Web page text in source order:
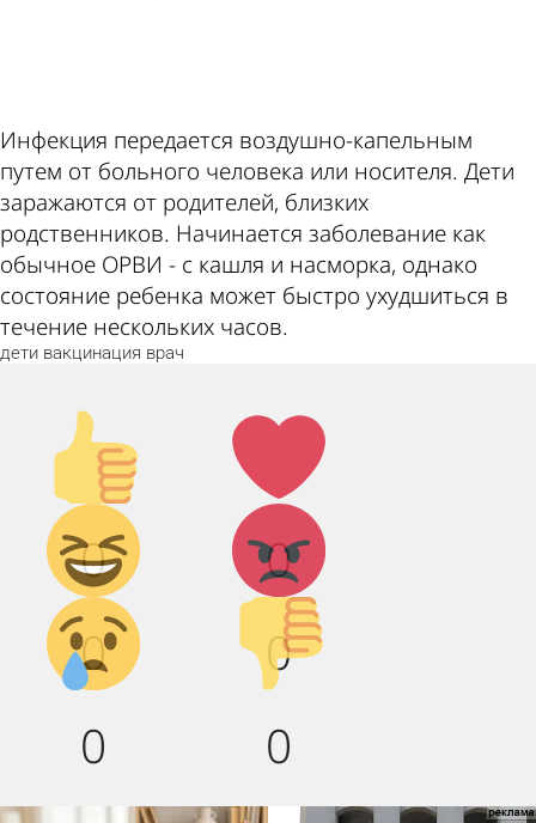
Инфекция передается воздушно-капельным
путем от больного человека или носителя. Дети
заражаются от родителей, близких
родственников. Начинается заболевание как
обычное ОРВИ - с кашля и насморка, однако
состояние ребенка может быстро ухудшиться в
течение нескольких часов.
дети вакцинация врач
Палец
вверх!
0
Лайк!
0
Дикий
смех!
0
Агрессия!
0
Грусть :(
0
Палец
вниз!
0